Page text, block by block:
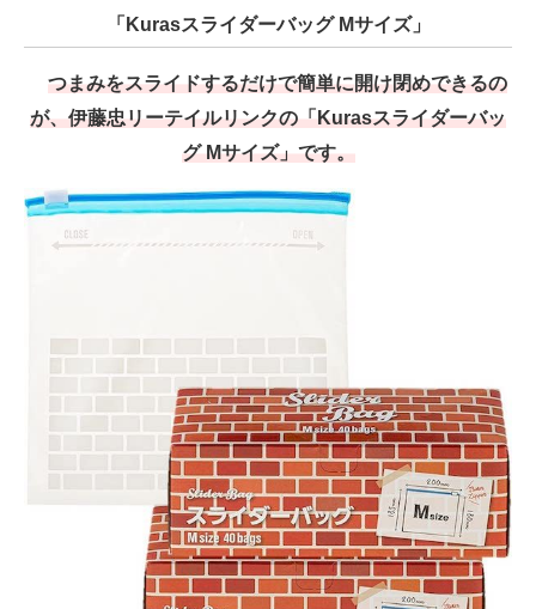
「Kurasスライダーバッグ Mサイズ」
つまみをスライドするだけで簡単に開け閉めできるの
が、伊藤忠リーテイルリンクの「Kurasスライダーバッ
グ Mサイズ」です。